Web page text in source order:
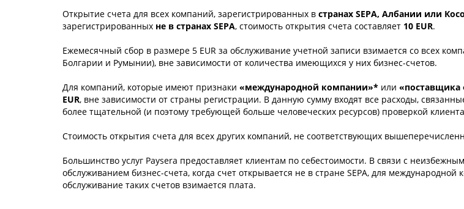
Открытие счета для всех компаний, зарегистрированных в странах SEPA, Албании или
зарегистрированных не в странах SEPA, стоимость открытия счета составляет 10 EUR.
Ежемесячный сбор в размере 5 EUR за обслуживание учетной записи взимается со всех
Болгарии и Румынии), вне зависимости от количества имеющихся у них бизнес-счетов.
Для компаний, которые имеют признаки «международной компании»* или «поставщика
EUR, вне зависимости от страны регистрации. В данную сумму входят все расходы,
более тщательной (и поэтому требующей больше человеческих ресурсов) проверкой
Стоимость открытия счета для всех других компаний, не соответствующих
Большинство услуг Paysera предоставляет клиентам по себестоимости. В связи с
обслуживанием бизнес-счета, когда счет открывается не в стране SEPA, для
обслуживание таких счетов взимается плата.